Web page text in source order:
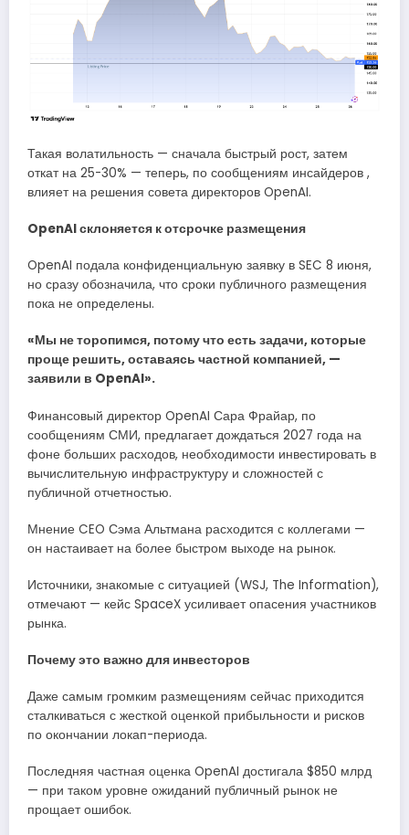
Такая волатильность — сначала быстрый рост, затем
откат на 25-30% — теперь, по сообщениям инсайдеров ,
влияет на решения совета директоров OpenAI.
OpenAI склоняется к отсрочке размещения
OpenAI подала конфиденциальную заявку в SEC 8 июня,
но сразу обозначила, что сроки публичного размещения
пока не определены.
«Мы не торопимся, потому что есть задачи, которые
проще решить, оставаясь частной компанией, —
заявили в OpenAI».
Финансовый директор OpenAI Сара Фрайар, по
сообщениям СМИ, предлагает дождаться 2027 года на
фоне больших расходов, необходимости инвестировать в
вычислительную инфраструктуру и сложностей с
публичной отчетностью.
Мнение CEO Сэма Альтмана расходится с коллегами —
он настаивает на более быстром выходе на рынок.
Источники, знакомые с ситуацией (WSJ, The Information),
отмечают — кейс SpaceX усиливает опасения участников
рынка.
Почему это важно для инвесторов
Даже самым громким размещениям сейчас приходится
сталкиваться с жесткой оценкой прибыльности и рисков
по окончании локап-периода.
Последняя частная оценка OpenAI достигала $850 млрд
— при таком уровне ожиданий публичный рынок не
прощает ошибок.